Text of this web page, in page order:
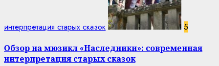
интерпретация старых сказок 5
Обзор на мюзикл «Наследники»: современная
интерпретация старых сказок